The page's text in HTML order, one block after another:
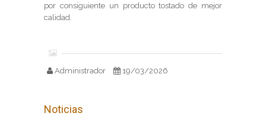
por consiguiente un producto tostado de mejor
calidad.
Administrador 19/03/2026
Noticias